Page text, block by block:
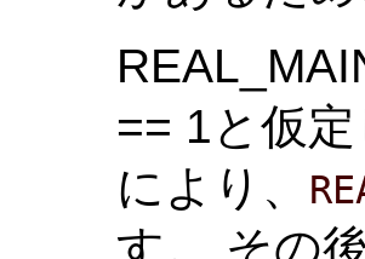
== 1と仮
により、
す。 その